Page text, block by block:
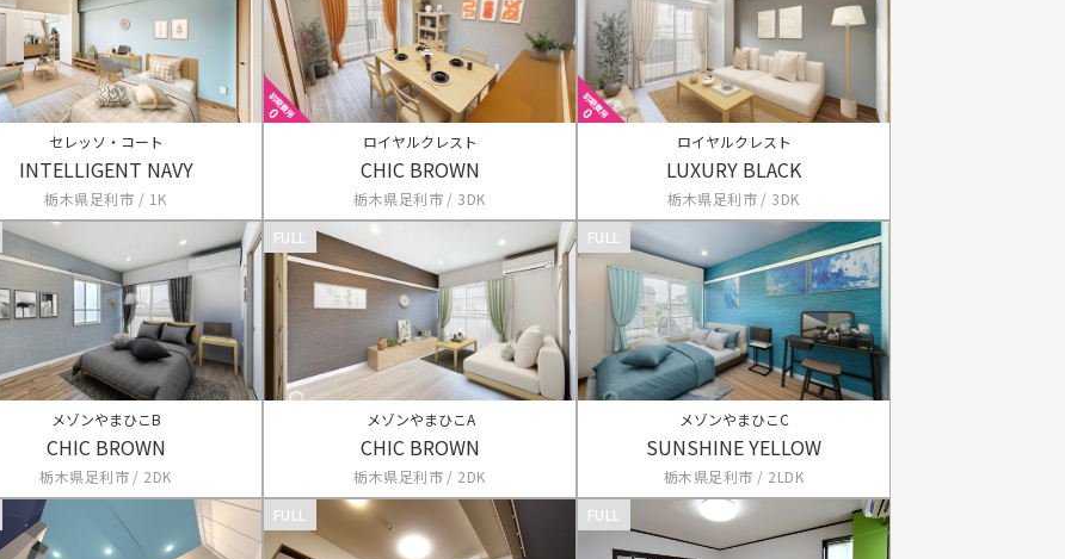
セレッソ・コート
INTELLIGENT NAVY
栃木県足利市 / 1K
ロイヤルクレスト
CHIC BROWN
栃木県足利市 / 3DK
ロイヤルクレスト
LUXURY BLACK
栃木県足利市 / 3DK
メゾンやまひこB
CHIC BROWN
栃木県足利市 / 2DK
FULL
メゾンやまひこA
CHIC BROWN
栃木県足利市 / 2DK
FULL
メゾンやまひこC
SUNSHINE YELLOW
栃木県足利市 / 2LDK
FULL FULL